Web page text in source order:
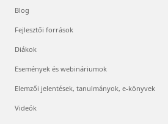
Blog
Fejlesztői források
Diákok
Események és webináriumok
Elemzői jelentések, tanulmányok, e-könyvek
Videók